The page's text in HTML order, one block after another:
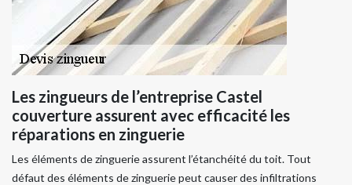
Les zingueurs de l’entreprise Castel
couverture assurent avec efficacité les
réparations en zinguerie
Les éléments de zinguerie assurent l’étanchéité du toit. Tout
défaut des éléments de zinguerie peut causer des infiltrations